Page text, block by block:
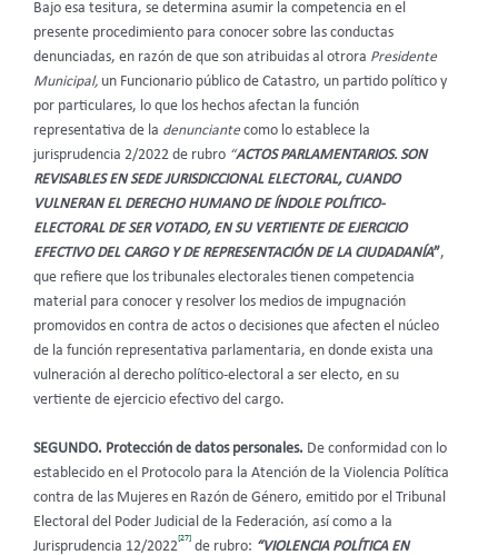
Bajo esa tesitura, se determina asumir la competencia en el
presente procedimiento para conocer sobre las conductas
denunciadas, en razón de que son atribuidas al otrora Presidente
Municipal, un Funcionario público de Catastro, un partido político y
por particulares, lo que los hechos afectan la función
representativa de la denunciantecomo lo establece la
jurisprudencia 2/2022 de rubro “ACTOS PARLAMENTARIOS. SON
REVISABLES EN SEDE JURISDICCIONAL ELECTORAL, CUANDO
VULNERAN EL DERECHO HUMANO DE ÍNDOLE POLÍTICO-
ELECTORAL DE SER VOTADO, EN SU VERTIENTE DE EJERCICIO
EFECTIVO DEL CARGO Y DE REPRESENTACIÓN DE LA CIUDADANÍA”,
que refiere que los tribunales electorales tienen competencia
material para conocer y resolver los medios de impugnación
promovidos en contra de actos o decisiones que afecten el núcleo
de la función representativa parlamentaria, en donde exista una
vulneración al derecho político-electoral a ser electo, en su
vertiente de ejercicio efectivo del cargo.
SEGUNDO. Protección de datos personales. De conformidad con lo
establecido en el Protocolo para la Atención de la Violencia Política
contra de las Mujeres en Razón de Género, emitido por el Tribunal
Electoral del Poder Judicial de la Federación, así como a la
Jurisprudencia 12/2022
[27]
de rubro: “VIOLENCIA POLÍTICA EN